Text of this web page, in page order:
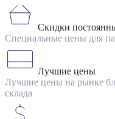
Скидки
Специальные цены для
Лучшие цены
Лучшие цены на рынке
склада